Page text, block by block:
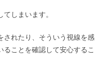
しまいます。
されたり、そういう視線を感
ことを確認して安心するこ